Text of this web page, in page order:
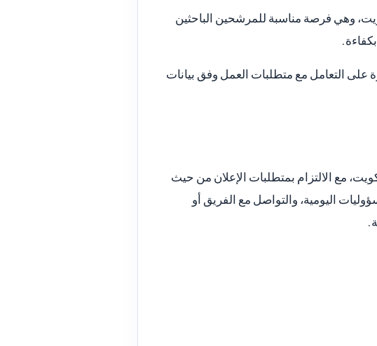
وهي فرصة مناسبة للمرشحين الباحثين
على التعامل مع متطلبات العمل وفق بيانات
مع الالتزام بمتطلبات الإعلان من حيث
اليومية، والتواصل مع الفريق أو